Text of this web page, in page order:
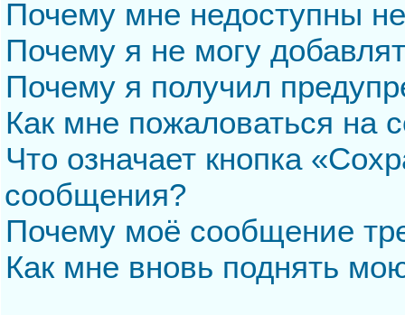
Почему мне недоступны
Почему я не могу
Почему я получил
Как мне пожаловаться на
Что означает кнопка
сообщения?
Почему моё сообщение
Как мне вновь поднять